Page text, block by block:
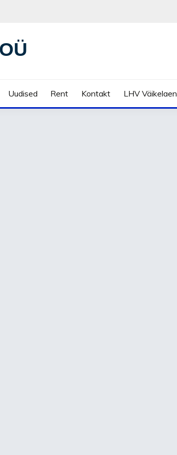
Uudised Rent Kontakt LHV Väikelaen